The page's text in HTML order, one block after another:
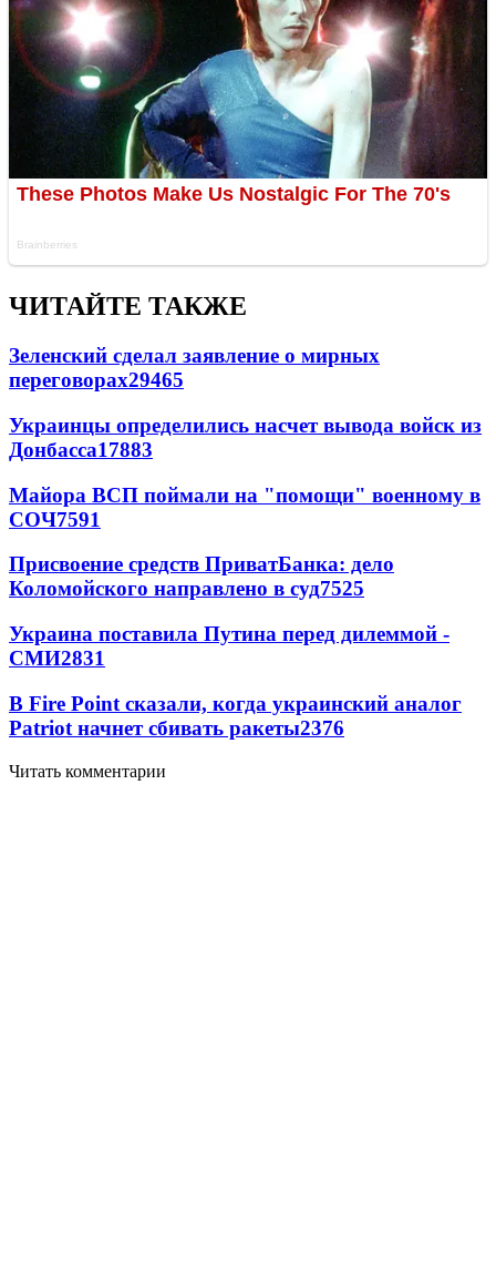
ЧИТАЙТЕ ТАКЖЕ
Зеленский сделал заявление о мирных
переговорах29465
Украинцы определились насчет вывода войск из
Донбасса17883
Майора ВСП поймали на "помощи" военному в
СОЧ7591
Присвоение средств ПриватБанка: дело
Коломойского направлено в суд7525
Украина поставила Путина перед дилеммой -
СМИ2831
В Fire Point сказали, когда украинский аналог
Patriot начнет сбивать ракеты2376
Читать комментарии